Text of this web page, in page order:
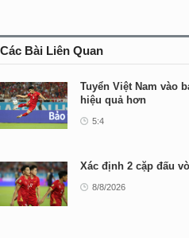
Các Bài Liên Quan
Tuyển Việt Nam vào
hiệu quả hơn
5:4
Xác định 2 cặp đấu
8/8/2026